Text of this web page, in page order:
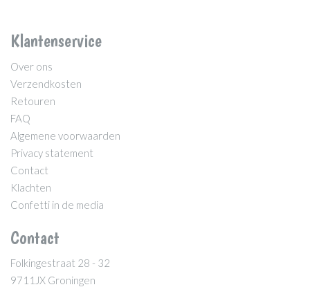
Klantenservice
Over ons
Verzendkosten
Retouren
FAQ
Algemene voorwaarden
Privacy statement
Contact
Klachten
Confetti in de media
Contact
Folkingestraat 28 - 32
9711JX Groningen